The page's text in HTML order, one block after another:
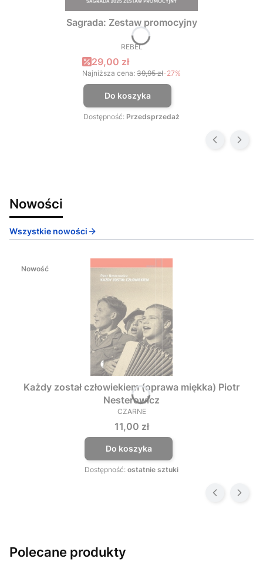
Sagrada: Zestaw promocyjny
PRODUCENT
REBEL
Cena promocyjna
29,00 zł
Najniższa cena: 39,95 zł-27%
Do koszyka
Dostępność: Przedsprzedaż
Nowości
Wszystkie nowości
Nowość
Każdy został człowiekiem (oprawa miękka) Piotr
Nesterowicz
PRODUCENT
CZARNE
Cena
11,00 zł
Do koszyka
Dostępność: ostatnie sztuki
Polecane produkty